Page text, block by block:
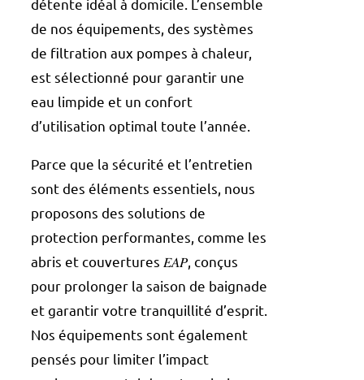
détente idéal à domicile. L’ensemble
de nos équipements, des systèmes
de filtration aux pompes à chaleur,
est sélectionné pour garantir une
eau limpide et un confort
d’utilisation optimal toute l’année.
Parce que la sécurité et l’entretien
sont des éléments essentiels, nous
proposons des solutions de
protection performantes, comme les
abris et couvertures 𝐸𝐴𝑃, conçus
pour prolonger la saison de baignade
et garantir votre tranquillité d’esprit.
Nos équipements sont également
pensés pour limiter l’impact